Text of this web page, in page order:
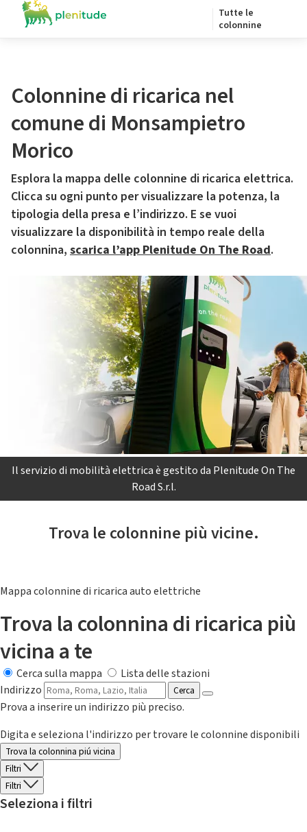
Tutte le
colonnine
Colonnine di ricarica nel
comune di Monsampietro
Morico
Esplora la mappa delle colonnine di ricarica elettrica.
Clicca su ogni punto per visualizzare la potenza, la
tipologia della presa e l’indirizzo. E se vuoi
visualizzare la disponibilità in tempo reale della
colonnina, scarica l’app Plenitude On The Road.
Il servizio di mobilità elettrica è gestito da Plenitude On The
Road S.r.l.
Trova le colonnine più vicine.
Mappa colonnine di ricarica auto elettriche
Trova la colonnina di ricarica più
vicina a te
Cerca sulla mappa
Lista delle stazioni
Indirizzo
Cerca
Prova a inserire un indirizzo più preciso.
Digita e seleziona l'indirizzo per trovare le colonnine disponibili
Trova la colonnina piú vicina
Filtri
Filtri
Seleziona i filtri